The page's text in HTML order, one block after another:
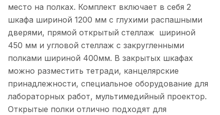
место на полках. Комплект включает в себя 2
шкафа шириной 1200 мм с глухими распашными
дверями, прямой открытый стеллаж шириной
450 мм и угловой стеллаж с закругленными
полками шириной 400мм. В закрытых шкафах
можно разместить тетради, канцелярские
принадлежности, специальное оборудование для
лабораторных работ, мультимедийный проектор.
Открытые полки отлично подходят для